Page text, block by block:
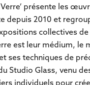
Verre’ présente les
depuis 2010 et
collectives de
est leur médium, le
ses techniques de
Studio Glass, venu
individuels pour